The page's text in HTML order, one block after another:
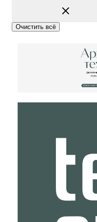
Очистить всё